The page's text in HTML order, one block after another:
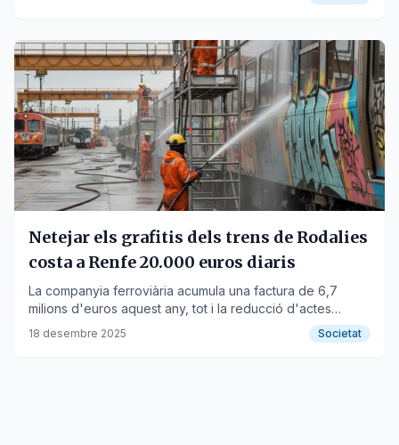
Netejar els grafitis dels trens de Rodalies
costa a Renfe 20.000 euros diaris
La companyia ferroviària acumula una factura de 6,7
milions d'euros aquest any, tot i la reducció d'actes
vandàlics gràcies al reforç de la seguretat.
18 desembre 2025 Societat